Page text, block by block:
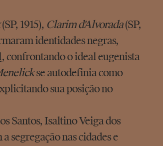
(SP, 1915), Clarim d'Alvorada(SP,
identidades negras,
, confrontando o ideal eugenista
se autodefinia como
sua posição no
Santos, Isaltino Veiga dos
segregação nas cidades e